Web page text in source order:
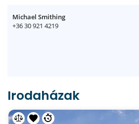
Michael Smithing
+36 30 921 4219
Irodaházak